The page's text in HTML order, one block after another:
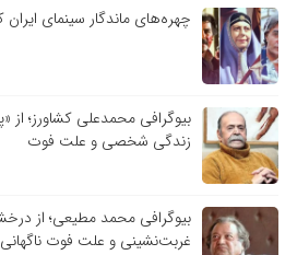
چهره‌های ماندگار سینمای
بیوگرافی محمدعلی کشاورز؛ از
زندگی شخصی و علت فوت
بیوگرافی محمد مطیعی؛ از
غربت‌نشینی و علت فوت ناگهانی